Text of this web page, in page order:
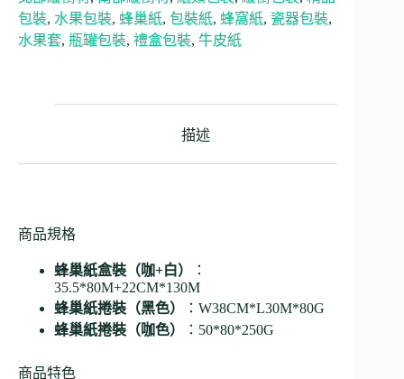
包裝, 水果包裝, 蜂巢紙, 包裝紙, 蜂窩紙, 瓷器包裝,
水果套, 瓶罐包裝, 禮盒包裝, 牛皮紙
描述
商品規格
蜂巢紙盒裝（咖+白）
：
35.5*80M+22CM*130M
蜂巢紙捲裝（黑色）
：W38CM*L30M*80G
蜂巢紙捲裝（咖色）
：50*80*250G
商品特色